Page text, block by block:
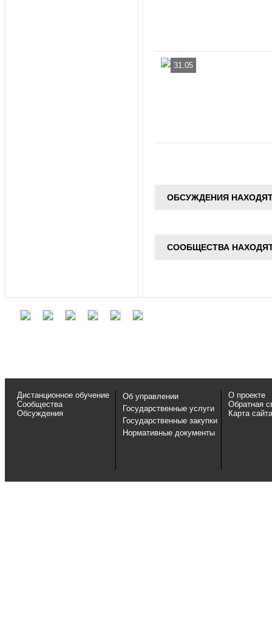
31.05
ОБСУЖДЕНИЯ
СООБЩЕСТВА
Дистанционное обучение
Сообщества
Обсуждения
Об управлении
Государственные услуги
Государственные закупки
Нормативные документы
О проекте
Обратная
Карта